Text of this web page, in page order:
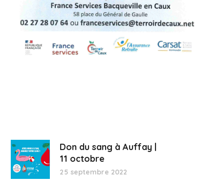
Don du sang à Auffay |
11 octobre
25 septembre 2022